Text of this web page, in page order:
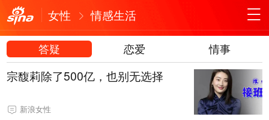
女性 情感生活
答疑 恋爱 情事
宗馥莉除了500亿，也别无选择
新浪女性